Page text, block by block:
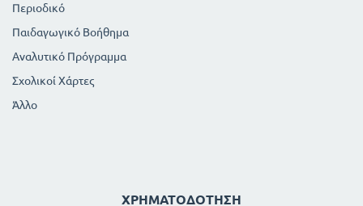
Περιοδικό
Παιδαγωγικό Βοήθημα
Αναλυτικό Πρόγραμμα
Σχολικοί Χάρτες
Άλλο
ΧΡΗΜΑΤΟΔΌΤΗΣΗ